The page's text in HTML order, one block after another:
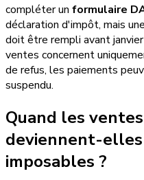
compléter un formulaire
déclaration d'impôt, mais
doit être rempli avant
ventes concernent
de refus, les paiements
suspendu.
Quand les
deviennent-
imposables ?